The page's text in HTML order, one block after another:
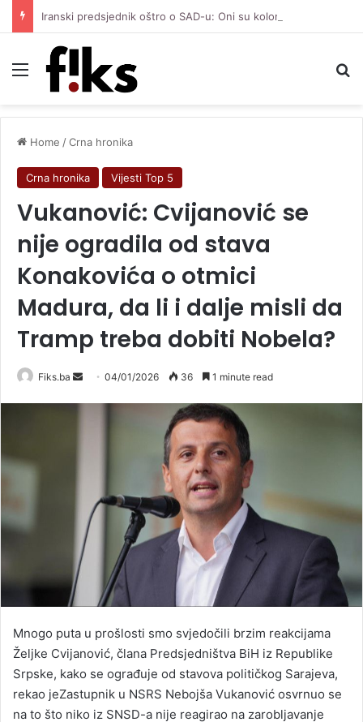
Menu
Home /Crna hronika
Crna hronika Vijesti Top 5
Vukanović: Cvijanović se
nije ogradila od stava
Konakovića o otmici
Madura, da li i dalje misli da
Tramp treba dobiti Nobela?
Fiks.ba
Send04/01/2026 36 1 minute read
Mnogo puta u prošlosti smo svjedočili brzim reakcijama
Željke Cvijanović, člana Predsjedništva BiH iz Republike
Srpske, kako se ograđuje od stavova političkog Sarajeva,
rekao jeZastupnik u NSRS Nebojša Vukanović osvrnuo se
na to što niko iz SNSD-a nije reagirao na zarobljavanje